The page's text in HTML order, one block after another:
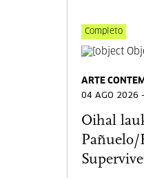
Completo
ARTE
04 AGO 2026
Oihal
Pañuelo/